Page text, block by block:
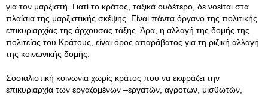
για τον μαρξιστή. Γιατί το κράτος, ταξικά ουδέτερο, δε νοείται στα
πλαίσια της μαρξιστικής σκέψης. Είναι πάντα όργανο της πολιτικής
επικυριαρχίας της άρχουσας τάξης. Άρα, η αλλαγή της δομής της
πολιτείας του Κράτους, είναι όρος απαράβατος για τη ριζική αλλαγή
της κοινωνικής δομής.
Σοσιαλιστική κοινωνία χωρίς κράτος που να εκφράζει την
επικυριαρχία των εργαζομένων –εργατών, αγροτών, μισθωτών,